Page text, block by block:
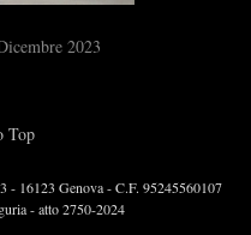
2023
Top
16123 Genova - C.F. 95245560107
- atto 2750-2024